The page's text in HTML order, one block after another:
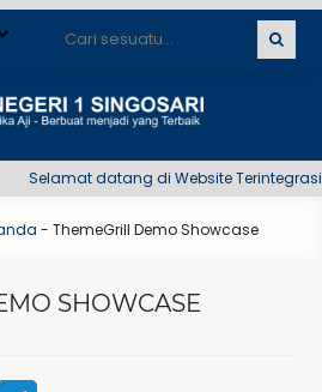
Selamat datang di Website Terintegrasi
- ThemeGrill Demo Showcase
SHOWCASE